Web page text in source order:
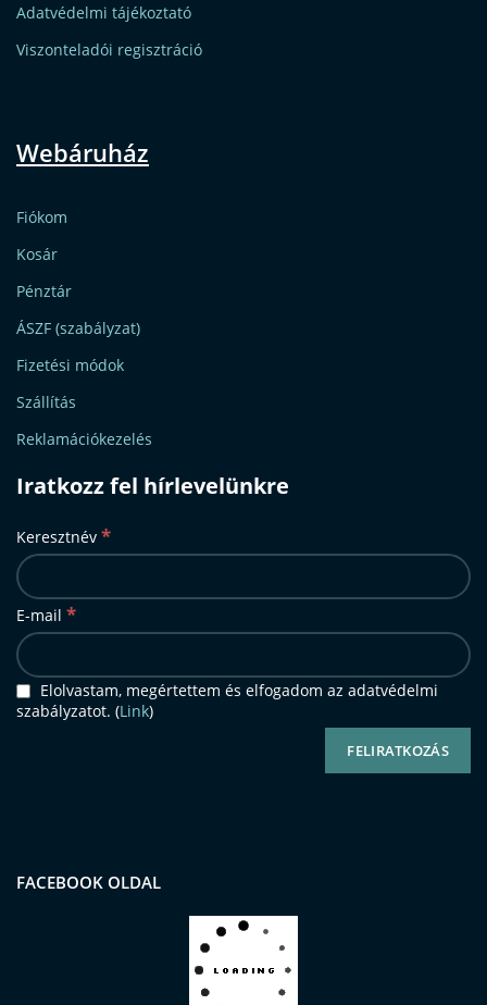
Adatvédelmi tájékoztató
Viszonteladói regisztráció
Webáruház
Fiókom
Kosár
Pénztár
ÁSZF (szabályzat)
Fizetési módok
Szállítás
Reklamációkezelés
Iratkozz fel hírlevelünkre
Keresztnév *
E-mail *
Elolvastam, megértettem és elfogadom az adatvédelmi
szabályzatot. (Link)
FACEBOOK OLDAL